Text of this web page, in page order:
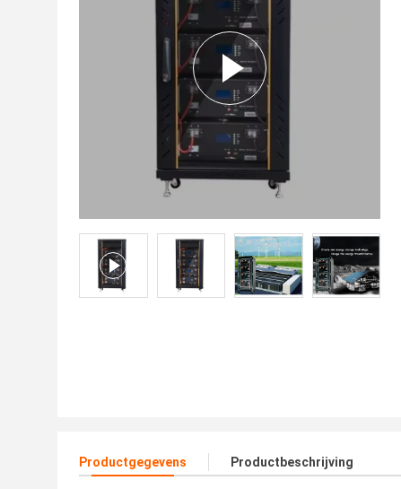
Productgegevens Productbeschrijving